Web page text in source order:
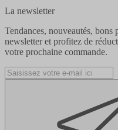
La newsletter
Tendances, nouveautés,
newsletter et profitez de
votre prochaine commande.